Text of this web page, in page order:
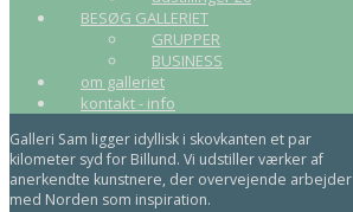
BESØG GALLERIET
GRUPPER
BUSINESS
om galleriet
kontakt - info
Galleri Sam ligger idyllisk i skovkanten et par
kilometer syd for Billund. Vi udstiller værker af
anerkendte kunstnere, der overvejende arbejder
med Norden som inspiration.